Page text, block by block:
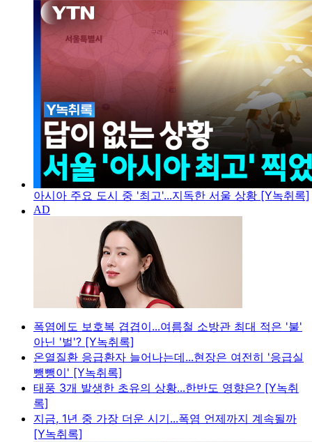
아시아 주요 도시 중 '최고'...지독한 서울 상황 [Y녹취록]
폭염에도 보호복 겹겹이...여름철 소방관 최대 적은 '불'
아닌 '벌'? [Y녹취록]
온열질환 응급환자 늘어나는데...현장은 여전히 '응급실
뺑뺑이' [Y녹취록]
태풍 3개 발생한 초유의 상황...한반도 영향은? [Y녹취
록]
지금, 1년 중 가장 더운 시기...폭염 언제까지 계속될까
[Y녹취록]